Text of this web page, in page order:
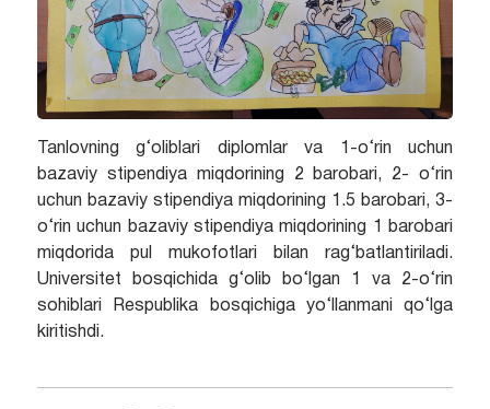
Tanlovning g‘oliblari diplomlar va 1-o‘rin uchun
bazaviy stipendiya miqdorining 2 barobari, 2- o‘rin
uchun bazaviy stipendiya miqdorining 1.5 barobari, 3-
o‘rin uchun bazaviy stipendiya miqdorining 1 barobari
miqdorida pul mukofotlari bilan rag‘batlantiriladi.
Universitet bosqichida g‘olib bo‘lgan 1 va 2-o‘rin
sohiblari Respublika bosqichiga yo‘llanmani qo‘lga
kiritishdi.